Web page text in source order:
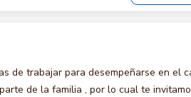
de trabajar para desempeñarse en el
de la familia , por lo cual te